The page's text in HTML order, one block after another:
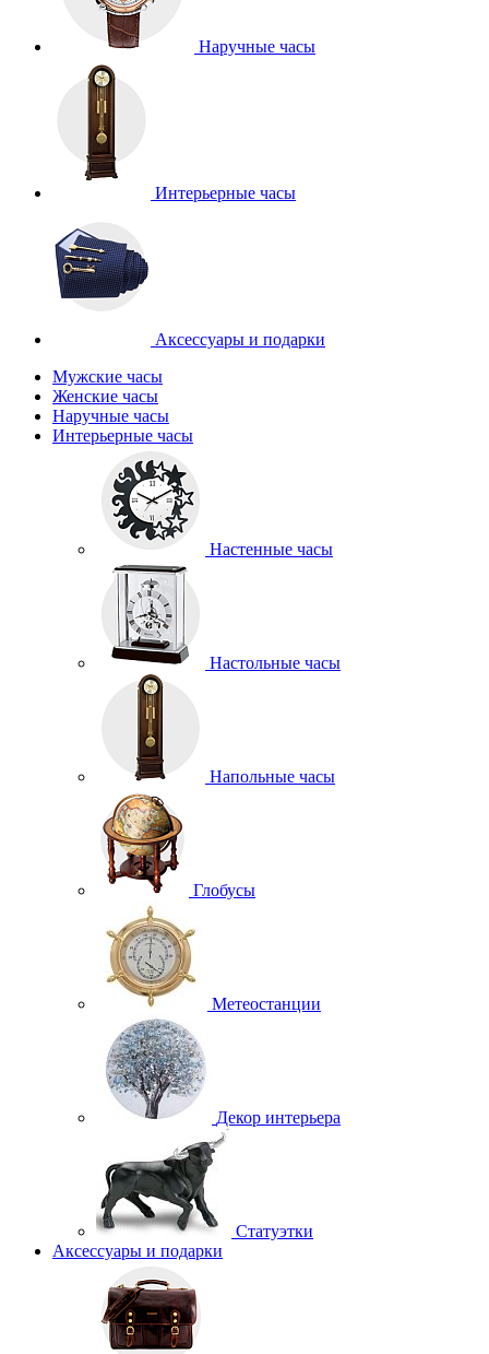
Наручные часы
Интерьерные часы
Аксессуары и подарки
Мужские часы
Женские часы
Наручные часы
Интерьерные часы
Настенные часы
Настольные часы
Напольные часы
Глобусы
Метеостанции
Декор интерьера
Статуэтки
Аксессуары и подарки